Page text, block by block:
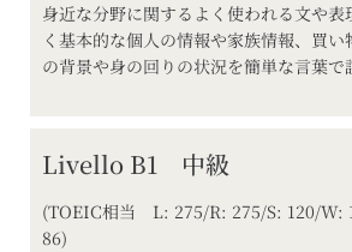
身近な分野に関するよく使われる文や表
く基本的な個人の情報や家族情報、買
の背景や身の回りの状況を簡単な言葉で
Livello B1 中級
(TOEIC相当 L: 275/R: 275/S: 120/W:
86)